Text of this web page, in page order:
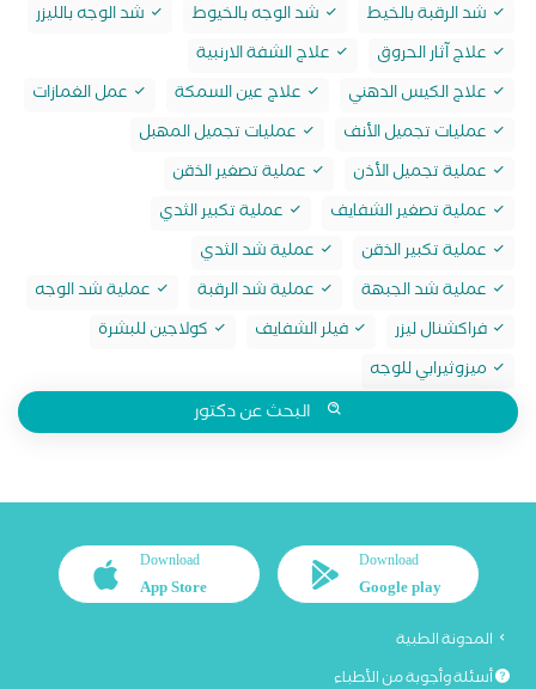
شد الرقبة بالخيط
شد الوجه بالخيوط
شد الوجه بالليزر
علاج آثار الحروق
علاج الشفة الارنبية
علاج الكيس الدهني
علاج عين السمكة
عمل الغمازات
عمليات تجميل الأنف
عمليات تجميل المهبل
عملية تجميل الأذن
عملية تصغير الذقن
عملية تصغير الشفايف
عملية تكبير الثدي
عملية تكبير الذقن
عملية شد الثدي
عملية شد الجبهة
عملية شد الرقبة
عملية شد الوجه
فراكشنال ليزر
فيلر الشفايف
كولاجين للبشرة
ميزوثيرابي للوجه
البحث عن دكتور
Download
Google play
Download
App Store
المدونة الطبية
أسئلة وأجوبة من الأطباء